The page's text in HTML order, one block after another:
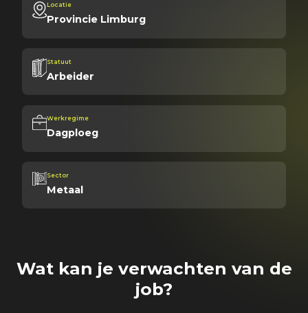
Locatie
Provincie Limburg
Statuut
Arbeider
Werkregime
Dagploeg
Sector
Metaal
Wat kan je verwachten van de
job?